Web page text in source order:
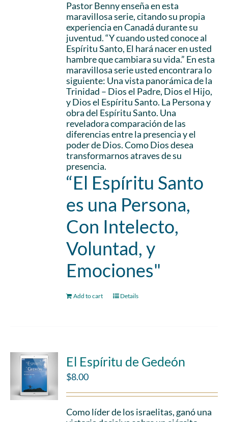
Pastor Benny enseña en esta
maravillosa serie, citando su propia
experiencia en Canadá durante su
juventud. “Y cuando usted conoce al
Espíritu Santo, El hará nacer en usted
hambre que cambiara su vida.” En esta
maravillosa serie usted encontrara lo
siguiente: Una vista panorámica de la
Trinidad – Dios el Padre, Dios el Hijo,
y Dios el Espíritu Santo. La Persona y
obra del Espíritu Santo. Una
reveladora comparación de las
diferencias entre la presencia y el
poder de Dios. Como Dios desea
transformarnos atraves de su
presencia.
“El Espíritu Santo
es una Persona,
Con Intelecto,
Voluntad, y
Emociones"
Add to cart Details
El Espíritu de Gedeón
$8.00
Como líder de los israelitas, ganó una